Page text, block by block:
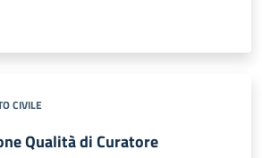
CIVILE
Qualità di Curatore